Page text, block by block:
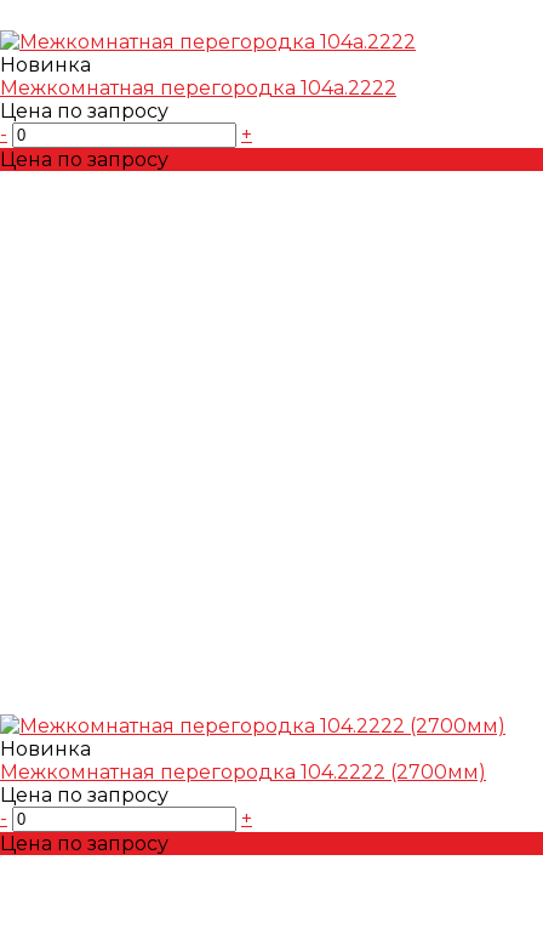
Новинка
Межкомнатная перегородка 104а.2222
Цена по запросу
-
+
Цена по запросу
Новинка
Межкомнатная перегородка 104.2222 (2700мм)
Цена по запросу
-
+
Цена по запросу